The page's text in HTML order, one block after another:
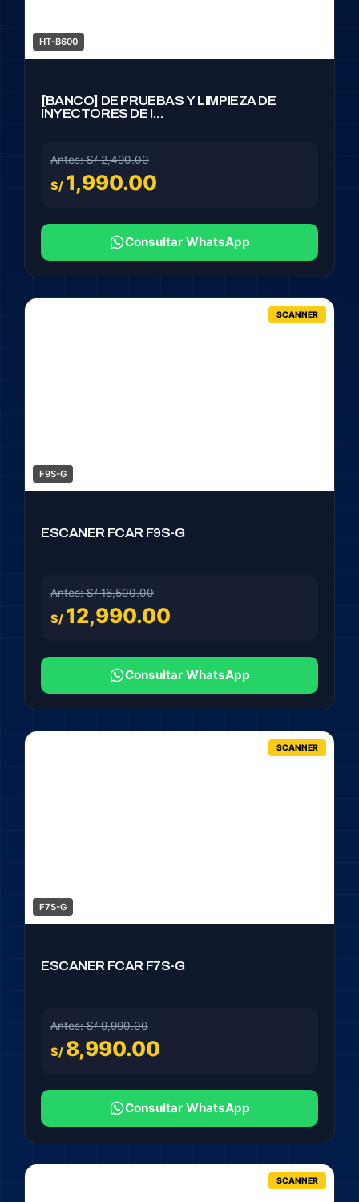
HT-B600
[BANCO] DE PRUEBAS Y LIMPIEZA DE
INYECTORES DE I...
Antes: S/ 2,490.00
S/ 1,990.00
Consultar WhatsApp
SCANNER
F9S-G
ESCANER FCAR F9S-G
Antes: S/ 16,500.00
S/ 12,990.00
Consultar WhatsApp
SCANNER
F7S-G
ESCANER FCAR F7S-G
Antes: S/ 9,990.00
S/ 8,990.00
Consultar WhatsApp
SCANNER